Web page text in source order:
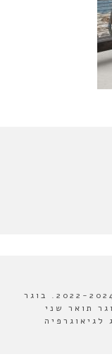
עורך מדור ספרים ב'אורבנולוגיה' 2022-2024. בוגר
תואר שני
לגיאוגרפיה